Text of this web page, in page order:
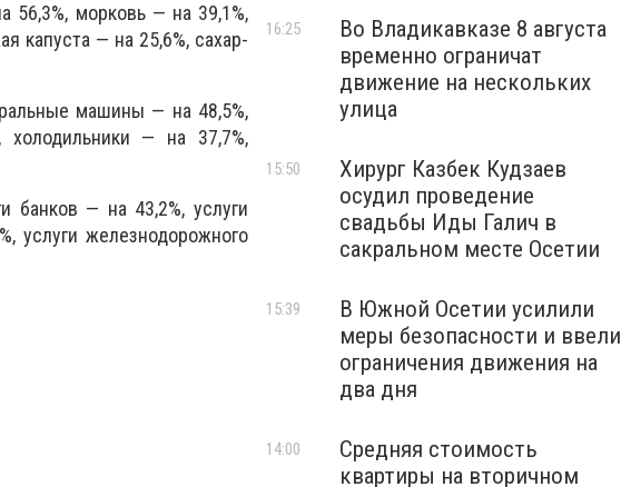
56,3%, морковь — на 39,1%,
капуста — на 25,6%, сахар-
машины — на 48,5%,
— на 37,7%,
банков — на 43,2%, услуги
услуги железнодорожного
Во Владикавказе 8 августа
временно ограничат
движение на нескольких
улица
16:25
Хирург Казбек Кудзаев
осудил проведение
свадьбы Иды Галич в
сакральном месте Осетии
15:50
В Южной Осетии усилили
меры безопасности и ввели
ограничения движения на
два дня
15:39
Средняя стоимость
квартиры на вторичном
14:00